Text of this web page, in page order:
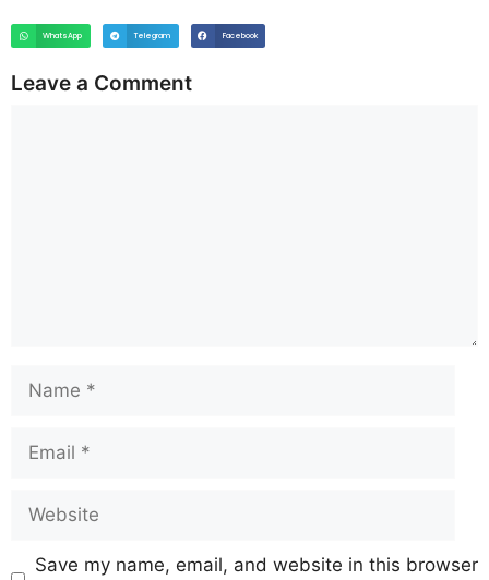
WhatsApp Telegram Facebook
Leave a Comment
Save my name, email, and website in this browser